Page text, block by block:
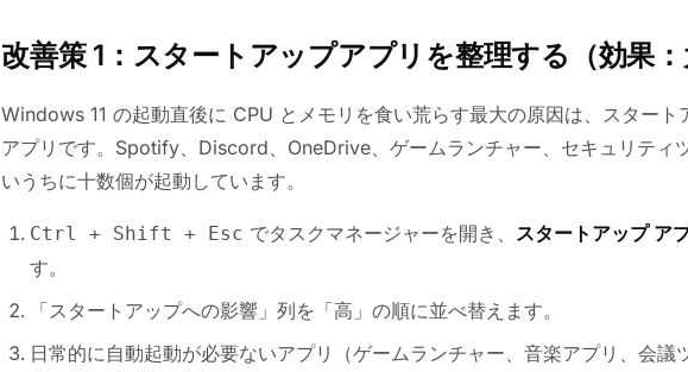
改善策 1：スタートアップアプリを整理する（効果：
Windows 11 の起動直後に CPU とメモリを食い荒らす最大の原因は、スタート
アプリです。Spotify、Discord、OneDrive、ゲームランチャー、セキュリテ
いうちに十数個が起動しています。
Ctrl + Shift + Esc でタスクマネージャーを開き、 スタートアップ ア
す。
「スタートアップへの影響」列を「高」の順に並べ替えます。
日常的に自動起動が必要ないアプリ（ゲームランチャー、音楽アプリ、会議